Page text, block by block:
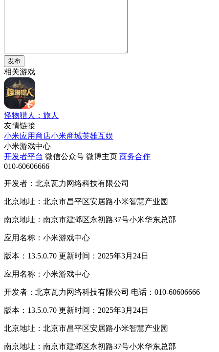
发布
相关游戏
怪物猎人：旅人
友情链接
小米应用商店小米商城英雄互娱
小米游戏中心
开发者平台 微信公众号 微博主页 商务合作
010-60606666
开发者：北京瓦力网络科技有限公司
北京地址：北京市昌平区安居路小米智慧产业园
南京地址：南京市建邺区永初路37号小米华东总部
应用名称：小米游戏中心
版本：13.5.0.70 更新时间：2025年3月24日
应用名称：小米游戏中心
开发者：北京瓦力网络科技有限公司 电话：010-60606666
版本：13.5.0.70 更新时间：2025年3月24日
北京地址：北京市昌平区安居路小米智慧产业园
南京地址：南京市建邺区永初路37号小米华东总部